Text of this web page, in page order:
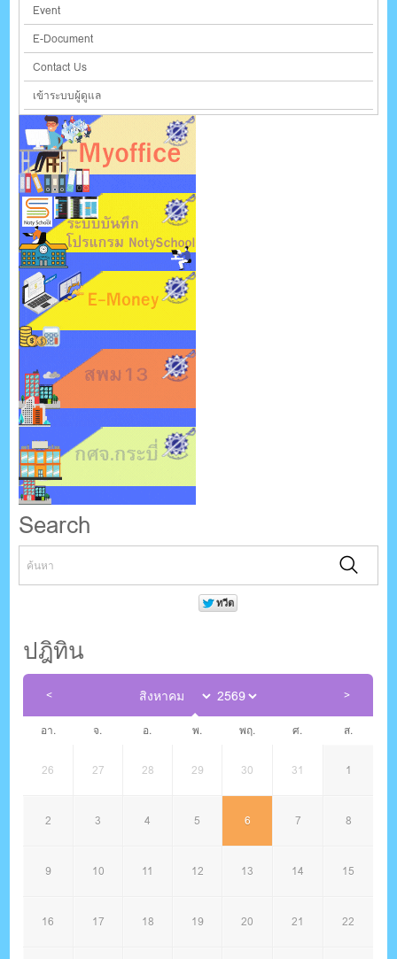
Event
E-Document
Contact Us
เข้าระบบผู้ดูแล
Search
ปฎิทิน
อา. จ. อ. พ. พฤ. ศ. ส.
26 27 28 29 30 31 1
2 3 4 5 6 7 8
9 10 11 12 13 14 15
16 17 18 19 20 21 22